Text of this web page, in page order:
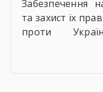
Забезпечення
та захист їх
проти
Під час війни